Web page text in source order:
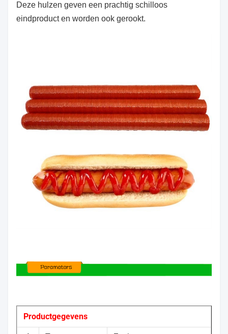
Deze hulzen geven een prachtig schilloos
eindproduct en worden ook gerookt.
Productgegevens